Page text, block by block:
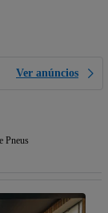
Ver anúncios
Pneus